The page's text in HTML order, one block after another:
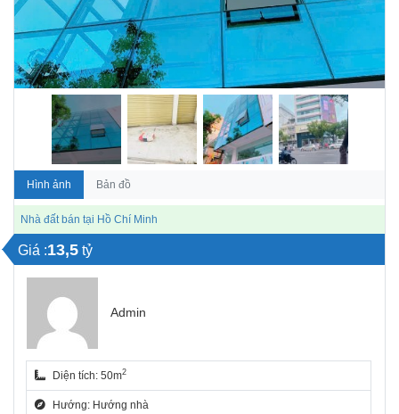
Hình ảnh Bản đồ
Nhà đất bán tại Hồ Chí Minh
Giá :13,5 tỷ
Admin
Diện tích: 50m2
Hướng: Hướng nhà